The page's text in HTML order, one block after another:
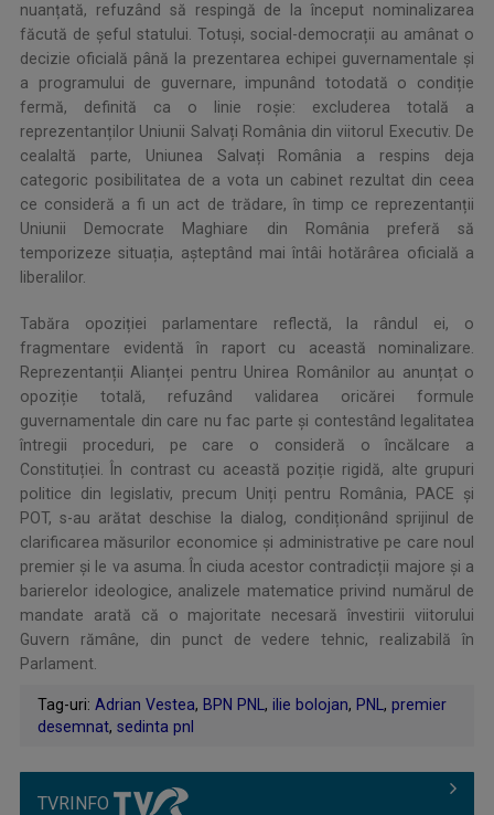
nuanțată, refuzând să respingă de la început nominalizarea
făcută de șeful statului. Totuși, social-democrații au amânat o
decizie oficială până la prezentarea echipei guvernamentale și
a programului de guvernare, impunând totodată o condiție
fermă, definită ca o linie roșie: excluderea totală a
reprezentanților Uniunii Salvați România din viitorul Executiv. De
cealaltă parte, Uniunea Salvați România a respins deja
categoric posibilitatea de a vota un cabinet rezultat din ceea
ce consideră a fi un act de trădare, în timp ce reprezentanții
Uniunii Democrate Maghiare din România preferă să
temporizeze situația, așteptând mai întâi hotărârea oficială a
liberalilor.
Tabăra opoziției parlamentare reflectă, la rândul ei, o
fragmentare evidentă în raport cu această nominalizare.
Reprezentanții Alianței pentru Unirea Românilor au anunțat o
opoziție totală, refuzând validarea oricărei formule
guvernamentale din care nu fac parte și contestând legalitatea
întregii proceduri, pe care o consideră o încălcare a
Constituției. În contrast cu această poziție rigidă, alte grupuri
politice din legislativ, precum Uniți pentru România, PACE și
POT, s-au arătat deschise la dialog, condiționând sprijinul de
clarificarea măsurilor economice și administrative pe care noul
premier și le va asuma. În ciuda acestor contradicții majore și a
barierelor ideologice, analizele matematice privind numărul de
mandate arată că o majoritate necesară învestirii viitorului
Guvern rămâne, din punct de vedere tehnic, realizabilă în
Parlament.
Tag-uri: Adrian Vestea, BPN PNL, ilie bolojan, PNL, premier
desemnat, sedinta pnl
TVRINFO